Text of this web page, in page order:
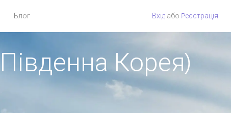
Блог Вхід або Pеєстрація
Корея)